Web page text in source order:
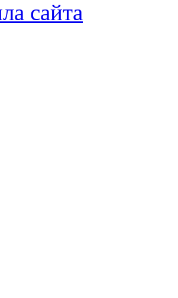
сайта